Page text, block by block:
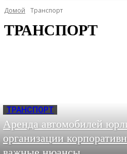
Домой Транспорт
ТРАНСПОРТ
ТРАНСПОРТ
Аренда автомобилей
организации